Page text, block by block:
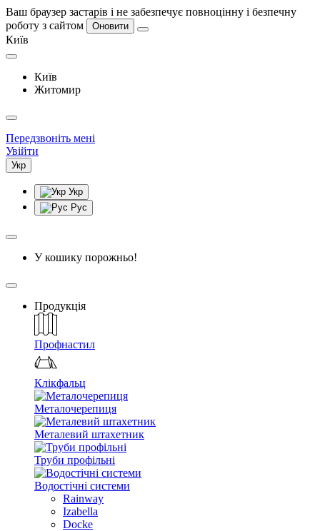
Ваш браузер застарів і не забезпечує повноцінну і безпечну
роботу з сайтом
Оновити
Київ
Київ
Житомир
Передзвоніть мені
Увійти
Укр
Укр
Рус
У кошику порожньо!
Продукція
Профнастил
Клікфальц
Металочерепиця
Металевий штахетник
Труби профільні
Водостічні системи
Rainway
Izabella
Docke